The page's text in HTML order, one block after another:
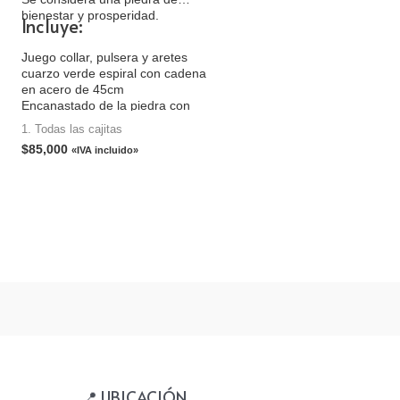
bienestar y prosperidad.
Incluye:
Juego collar, pulsera y aretes
cuarzo verde espiral con cadena
en acero de 45cm
Encanastado de la piedra con
alambre de oro golfi
Vela con cuarzo verde (El diseño
de la vela te llega de acuerdo a
1. Todas las cajitas
$85,000 «IVA incluido»